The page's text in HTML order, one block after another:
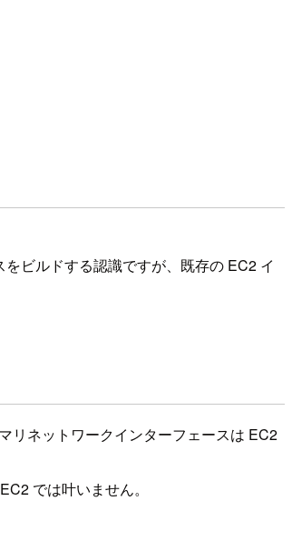
ビルドする認識ですが、既存の EC2 イ
リネットワークインターフェースは EC2
では叶いません。